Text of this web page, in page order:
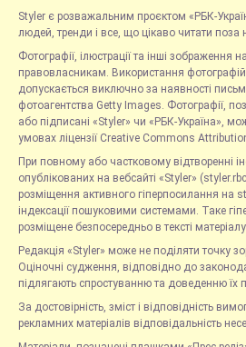
Styler є розважальним проєктом «РБК-
людей, тренди і все, що цікаво читати поза
Фотографії, ілюстрації та інші зображення
правовласникам. Використання
допускається виключно за наявності
фотоагентства Getty Images. Фотографії,
або підписані «Styler» чи «РБК-Україна»,
умовах ліцензії Creative Commons
При повному або частковому відтворенні
опублікованих на вебсайті «Styler»
розміщення активного гіперпосилання на
індексації пошуковими системами. Таке
розміщене безпосередньо в тексті
Редакція «Styler» може не поділяти точку
Оціночні судження, відповідно до
підлягають спростуванню та доведенню їх
За достовірність, зміст і відповідність
рекламних матеріалів відповідальність